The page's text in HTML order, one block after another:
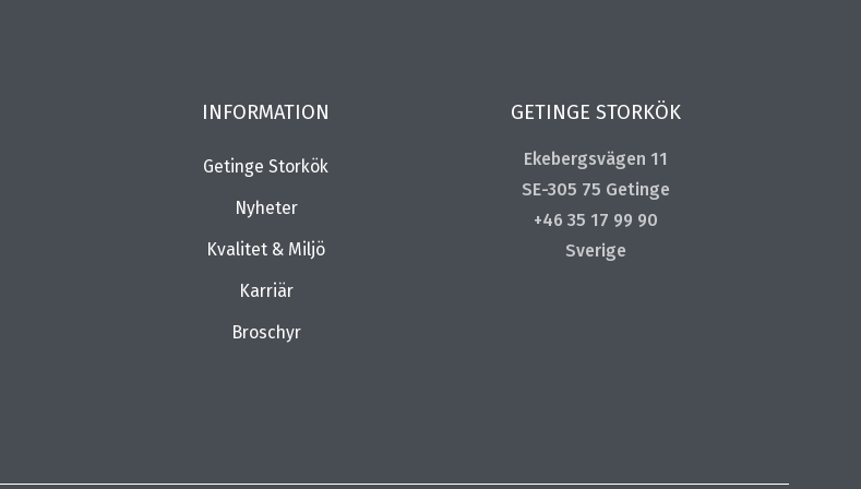
INFORMATION
Getinge Storkök
Nyheter
Kvalitet & Miljö
Karriär
Broschyr
GETINGE STORKÖK
Ekebergsvägen 11
SE-305 75 Getinge
+46 35 17 99 90
Sverige